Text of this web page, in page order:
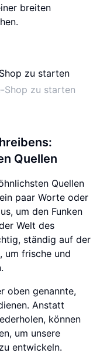
breiten
Shop zu starten
Quellen
Quellen
paar Worte oder
um den Funken
Welt des
ständig auf der
um frische und
oben genannte,
Anstatt
können
um unsere
entwickeln.